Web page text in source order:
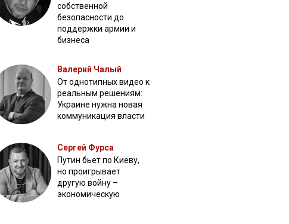
собственной
безопасности до
поддержки армии и
бизнеса
Валерий Чалый
От однотипных видео к
реальным решениям:
Украине нужна новая
коммуникация власти
Сергей Фурса
Путин бьет по Киеву,
но проигрывает
другую войну –
экономическую